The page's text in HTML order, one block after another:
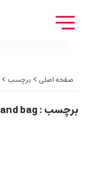
صفحه اصلی برچسب
برچسب: hand bag